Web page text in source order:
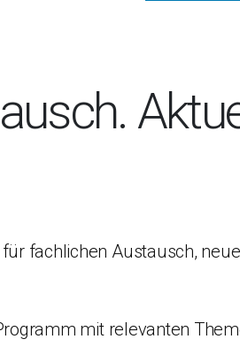
fachlichen Austausch,
mit relevanten